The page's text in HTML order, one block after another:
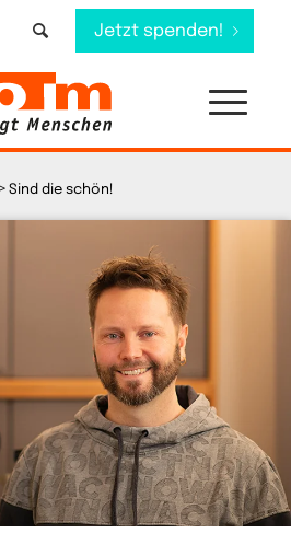
Jetzt spenden!
Sind die schön!